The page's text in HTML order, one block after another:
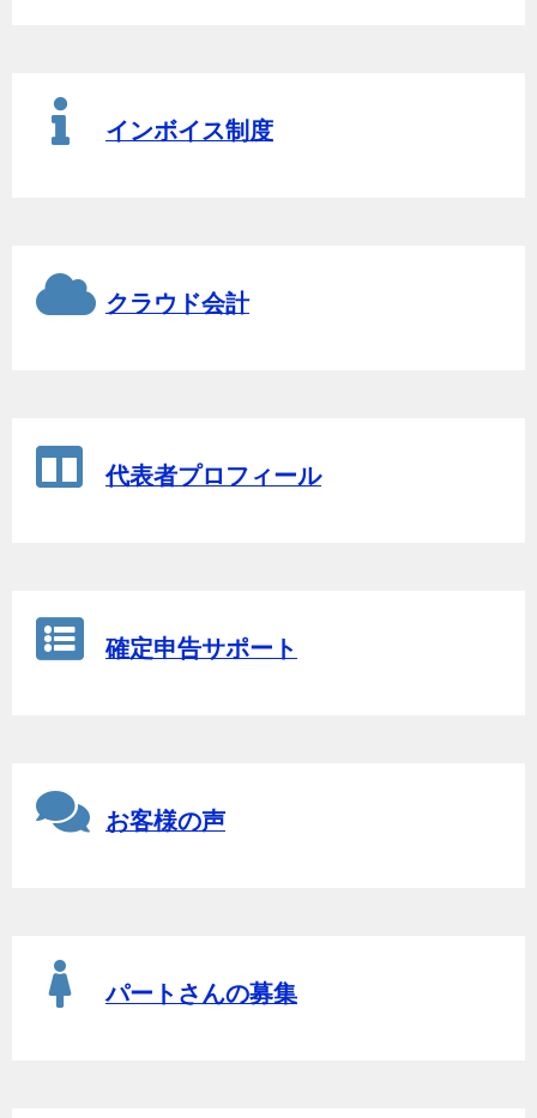
インボイス制度
クラウド会計
代表者プロフィール
確定申告サポート
お客様の声
パートさんの募集